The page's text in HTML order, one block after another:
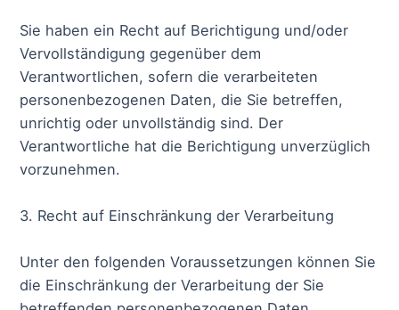
Sie haben ein Recht auf Berichtigung und/oder
Vervollständigung gegenüber dem
Verantwortlichen, sofern die verarbeiteten
personenbezogenen Daten, die Sie betreffen,
unrichtig oder unvollständig sind. Der
Verantwortliche hat die Berichtigung unverzüglich
vorzunehmen.
3. Recht auf Einschränkung der Verarbeitung
Unter den folgenden Voraussetzungen können Sie
die Einschränkung der Verarbeitung der Sie